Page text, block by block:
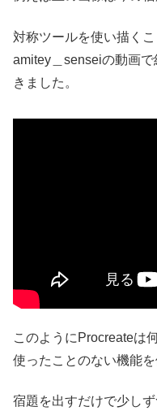
対称ツールを使い描く
amitey＿senseiの動画
きました。
このようにProcreateは
使ったことのない機能を
宿題を出すだけで少し